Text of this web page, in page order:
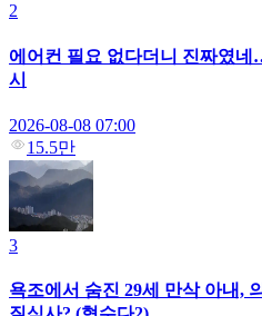
2
에어컨 필요 없다더니 진짜였
시
2026-08-08 07:00
15.5만
3
욕조에서 숨진 29세 만삭 아내,